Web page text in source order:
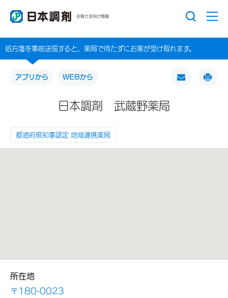
お客さま向け情報
処方箋を事前送信すると、薬局で待たずにお薬が受け取れます。
アプリから WEBから
日本調剤 武蔵野薬局
都道府県知事認定 地域連携薬局
所在地
〒180-0023